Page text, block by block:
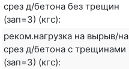
срез д/бетона без трещин
(зап=3) (кгс):
реком.нагрузка на вырыв/на
срез д/бетона с трещинами
(зап=3) (кгс):